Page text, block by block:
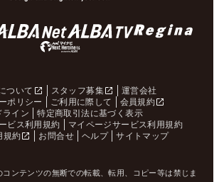
ついて スタッフ募集
運営会社
ポリシー
ご利用に際して
会員規約
ライン
特定商取引法に基づく表示
ビス利用規約
マイページサービス利用規約
規約
お問合せ ヘルプ サイトマップ
ンテンツの無断での転載、転用、コピー等は禁じま